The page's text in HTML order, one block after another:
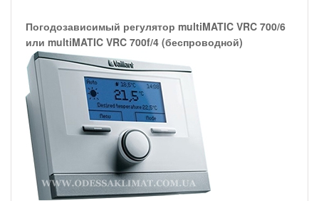
Погодозависимый регулятор multiMATIC VRC 700/6
или multiMATIC VRC 700f/4 (беспроводной)